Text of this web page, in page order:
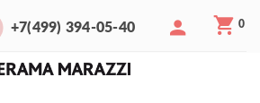
+7(499) 394-05-40 0